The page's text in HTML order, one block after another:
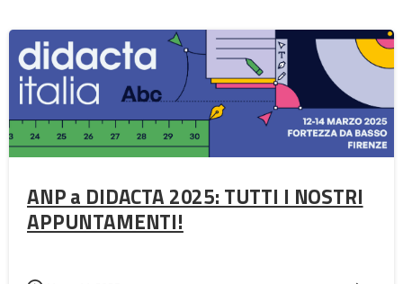
ANP a DIDACTA 2025: TUTTI I NOSTRI
APPUNTAMENTI!